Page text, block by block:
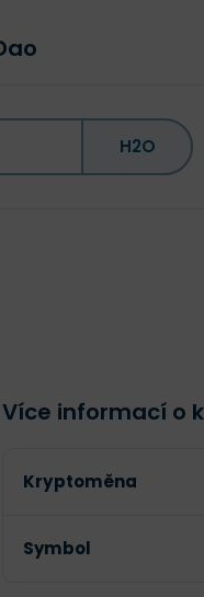
H2O
Více informací o
Kryptoměna
Symbol